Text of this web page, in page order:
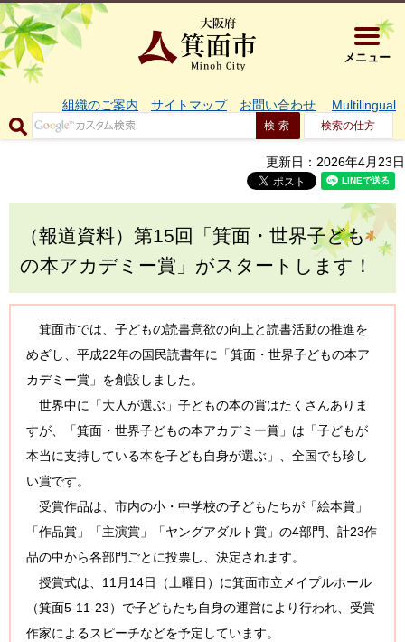
大阪府箕
メニュー
組織のご案内 サイトマップ お問い合わせ Multilingual
検索の仕方
更新日：2026年4月23日
（報道資料）第15回「箕面・世界子ども
の本アカデミー賞」がスタートします！
箕面市では、子どもの読書意欲の向上と読書活動の推進を
めざし、平成22年の国民読書年に「箕面・世界子どもの本ア
カデミー賞」を創設しました。
世界中に「大人が選ぶ」子どもの本の賞はたくさんありま
すが、「箕面・世界子どもの本アカデミー賞」は「子どもが
本当に支持している本を子ども自身が選ぶ」、全国でも珍し
い賞です。
受賞作品は、市内の小・中学校の子どもたちが「絵本賞」
「作品賞」「主演賞」「ヤングアダルト賞」の4部門、計23作
品の中から各部門ごとに投票し、決定されます。
授賞式は、11月14日（土曜日）に箕面市立メイプルホール
（箕面5-11-23）で子どもたち自身の運営により行われ、受賞
作家によるスピーチなどを予定しています。